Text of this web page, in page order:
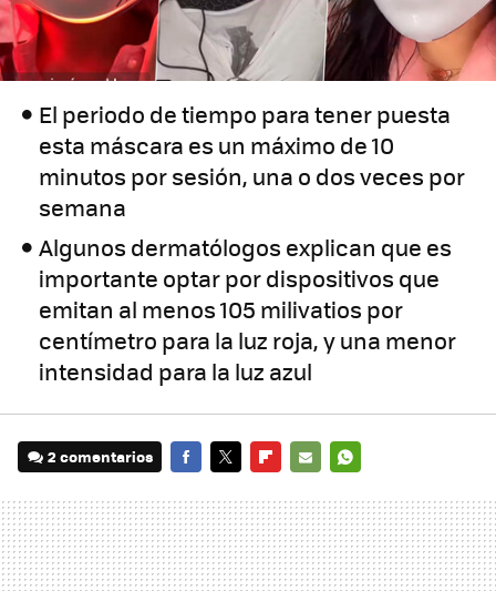
El periodo de tiempo para tener puesta
esta máscara es un máximo de 10
minutos por sesión, una o dos veces por
semana
Algunos dermatólogos explican que es
importante optar por dispositivos que
emitan al menos 105 milivatios por
centímetro para la luz roja, y una menor
intensidad para la luz azul
2 comentarios
MAIL